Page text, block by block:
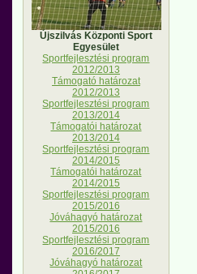
Újszilvás Központi Sport
Egyesület
Sportfejlesztési program
2012/2013
Támogató határozat
2012/2013
Sportfejlesztési program
2013/2014
Támogatói határozat
2013/2014
Sportfejlesztési program
2014/2015
Támogatói határozat
2014/2015
Sportfejlesztési program
2015/2016
Jóváhagyó határozat
2015/2016
Sportfejlesztési program
2016/2017
Jóváhagyó határozat